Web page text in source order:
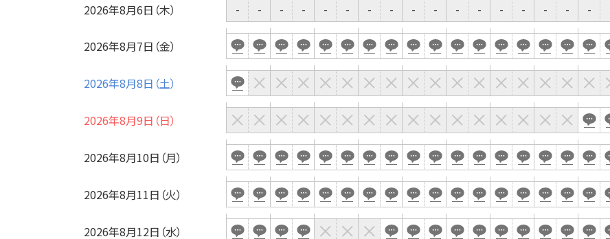
2026年8月6日（木） - - - - - - - - - - - - - - - - -
2026年8月7日（金）
2026年8月8日（土）
2026年8月9日（日）
2026年8月10日（月）
2026年8月11日（火）
2026年8月12日（水）
用途で選ぶ
パーティ・懇親会
株主総会・IR
プレス発表
試験
この条件で検
選択している条件を
リセットする